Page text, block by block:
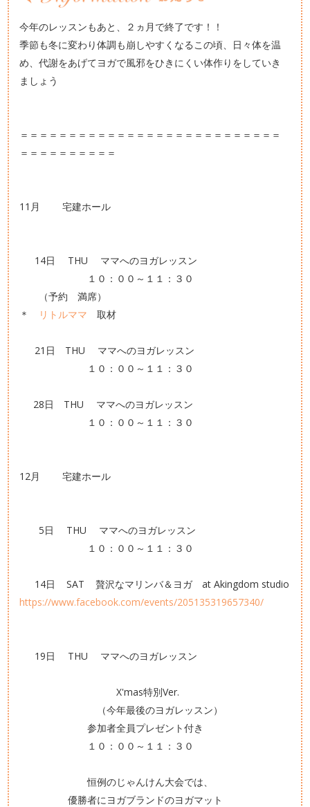
今年のレッスンもあと、２ヵ月で終了です！！
季節も冬に変わり体調も崩しやすくなるこの頃、日々体を温
め、代謝をあげてヨガで風邪をひきにくい体作りをしていき
ましょう
＝＝＝＝＝＝＝＝＝＝＝＝＝＝＝＝＝＝＝＝＝＝＝＝＝＝＝
＝＝＝＝＝＝＝＝＝＝
11月 宅建ホール
14日 THU ママへのヨガレッスン
１０：００～１１：３０
（予約 満席）
＊
リトルママ 取材
21日 THU ママへのヨガレッスン
１０：００～１１：３０
28日 THU ママへのヨガレッスン
１０：００～１１：３０
12月 宅建ホール
5日 THU ママへのヨガレッスン
１０：００～１１：３０
14日 SAT 贅沢なマリンバ＆ヨガ at Akingdom studio
https://www.facebook.com/events/205135319657340/
19日 THU ママへのヨガレッスン
X'mas特別Ver.
（今年最後のヨガレッスン）
参加者全員プレゼント付き
１０：００～１１：３０
恒例のじゃんけん大会では、
優勝者にヨガブランドのヨガマット